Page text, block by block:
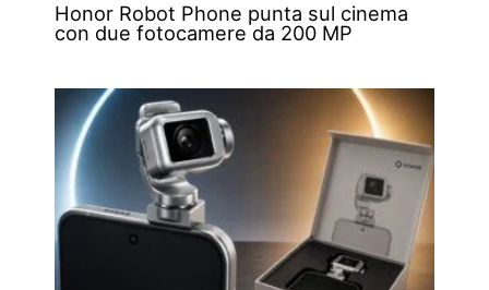
Honor Robot Phone punta sul cinema
con due fotocamere da 200 MP